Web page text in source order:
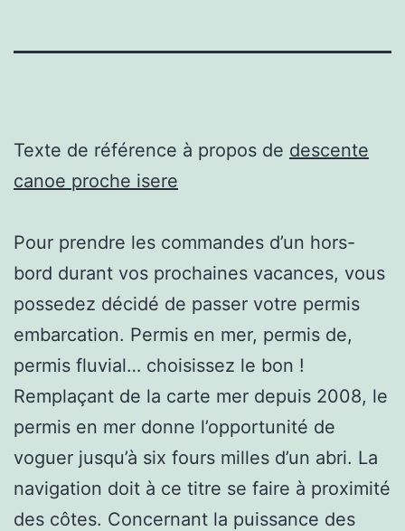
Texte de référence à propos de descente
canoe proche isere
Pour prendre les commandes d’un hors-
bord durant vos prochaines vacances, vous
possedez décidé de passer votre permis
embarcation. Permis en mer, permis de,
permis fluvial… choisissez le bon !
Remplaçant de la carte mer depuis 2008, le
permis en mer donne l’opportunité de
voguer jusqu’à six fours milles d’un abri. La
navigation doit à ce titre se faire à proximité
des côtes. Concernant la puissance des